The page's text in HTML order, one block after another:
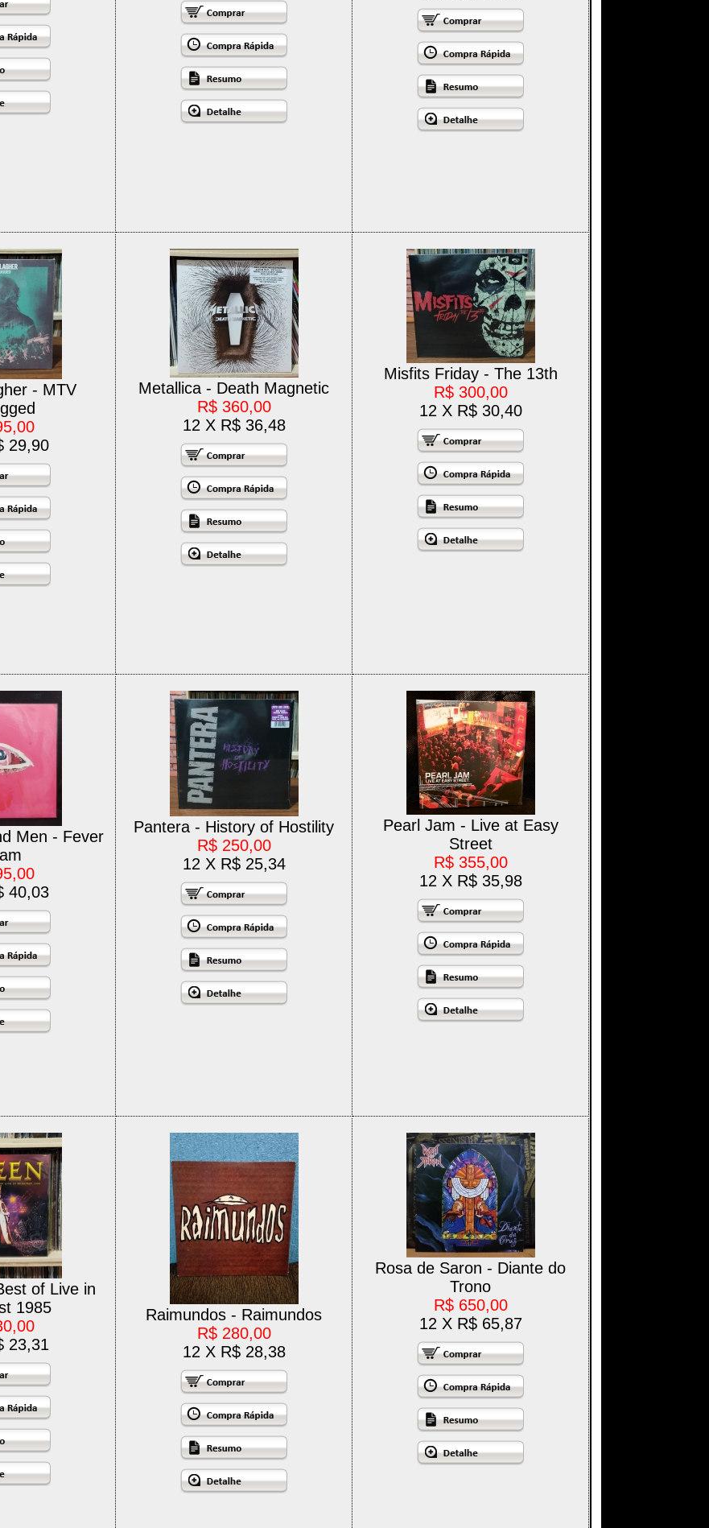
- MTV
29,90
Metallica - Death Magnetic
R$ 360,00
12 X R$ 36,48
Misfits Friday - The 13th
R$ 300,00
12 X R$ 30,40
Men - Fever
40,03
Pantera - History of Hostility
R$ 250,00
12 X R$ 25,34
Pearl Jam - Live at Easy
Street
R$ 355,00
12 X R$ 35,98
of Live in
1985
23,31
Raimundos - Raimundos
R$ 280,00
12 X R$ 28,38
Rosa de Saron - Diante do
Trono
R$ 650,00
12 X R$ 65,87